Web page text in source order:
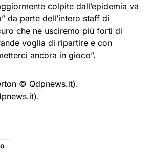
colpite dall’epidemia va
da parte dell’intero staff di
che ne usciremo più forti di
voglia di ripartire e con
ancora in gioco”.
© Qdpnews.it).